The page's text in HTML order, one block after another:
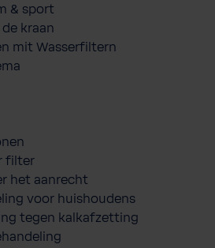
& sport
kraan
mit Wasserfiltern
filter
het aanrecht
voor huishoudens
tegen kalkafzetting